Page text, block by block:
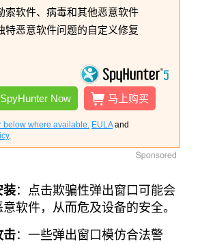
索软件、病毒和其他恶意软件
特恶意软件问题的自定义修复
Now 马上购买
where available. EULAand
.
装：点​​击欺骗性弹出窗口可能会
软件，从而危及设备的安全。
击：一些弹出窗口模仿合法警